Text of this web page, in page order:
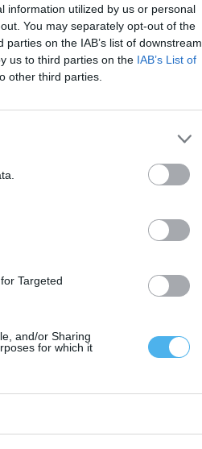
information utilized by us or personal
You may separately opt-out of the
on the IAB’s list of downstream
us to third parties on the IAB’s List of
other third parties.
Targeted
and/or Sharing
for which it
segundo o
Pita, indicou
naquele momento
e dirigiu-
muito sensível
“não entrou na
mais complicada
fogo, estão
de
523 (EM523),